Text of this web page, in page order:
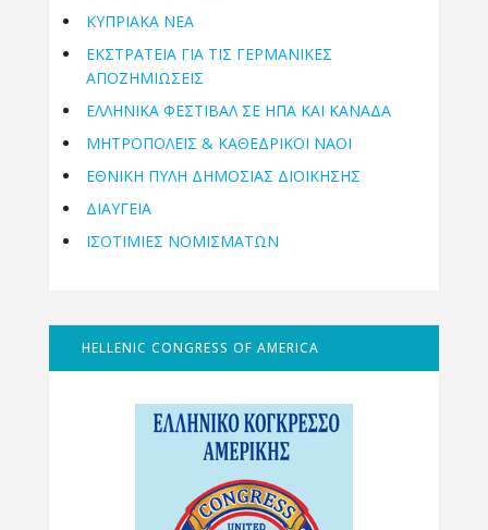
ΚΥΠΡΙΑΚΑ ΝΕΑ
ΕΚΣΤΡΑΤΕΙΑ ΓΙΑ ΤΙΣ ΓΕΡΜΑΝΙΚΕΣ
ΑΠΟΖΗΜΙΩΣΕΙΣ
ΕΛΛΗΝΙΚΆ ΦΕΣΤΙΒΆΛ ΣΕ ΗΠΑ ΚΑΙ ΚΑΝΑΔΑ
ΜΗΤΡΟΠΌΛΕΙΣ & ΚΑΘΕΔΡΙΚΟΊ ΝΑΟΊ
ΕΘΝΙΚΉ ΠΎΛΗ ΔΗΜΌΣΙΑΣ ΔΙΟΊΚΗΣΗΣ
ΔΙΑΥΓΕΙΑ
ΙΣΟΤΙΜΙΕΣ ΝΟΜΙΣΜΑΤΩΝ
HELLENIC CONGRESS OF AMERICA